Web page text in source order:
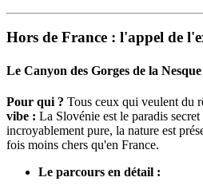
Hors de France : l'appel de
Le Canyon des Gorges de la
Pour qui ? Tous ceux qui veulent du
vibe : La Slovénie est le paradis
incroyablement pure, la nature est
fois moins chers qu'en France.
Le parcours en détail :